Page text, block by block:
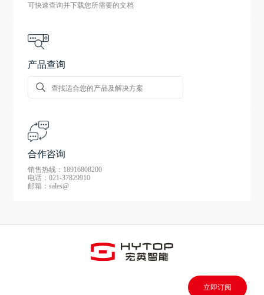
可快速查询并下载您所需要的文档
产品查询
合作咨询
销售热线：18916808200
电话：021-37829910
邮箱：sales@
立即订阅